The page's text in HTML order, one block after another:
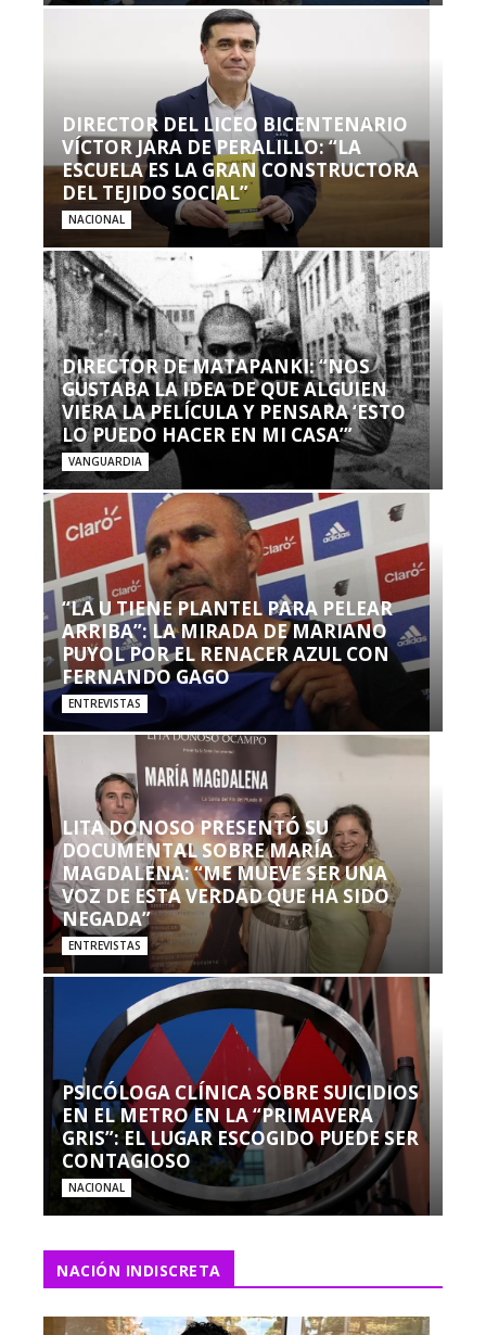
DIRECTOR DEL LICEO BICENTENARIO
VÍCTOR JARA DE PERALILLO: “LA
ESCUELA ES LA GRAN CONSTRUCTORA
DEL TEJIDO SOCIAL”
NACIONAL
DIRECTOR DE MATAPANKI: “NOS
GUSTABA LA IDEA DE QUE ALGUIEN
VIERA LA PELÍCULA Y PENSARA ‘ESTO
LO PUEDO HACER EN MI CASA’”
VANGUARDIA
“LA U TIENE PLANTEL PARA PELEAR
ARRIBA”: LA MIRADA DE MARIANO
PUYOL POR EL RENACER AZUL CON
FERNANDO GAGO
ENTREVISTAS
LITA DONOSO PRESENTÓ SU
DOCUMENTAL SOBRE MARÍA
MAGDALENA: “ME MUEVE SER UNA
VOZ DE ESTA VERDAD QUE HA SIDO
NEGADA”
ENTREVISTAS
PSICÓLOGA CLÍNICA SOBRE SUICIDIOS
EN EL METRO EN LA “PRIMAVERA
GRIS”: EL LUGAR ESCOGIDO PUEDE SER
CONTAGIOSO
NACIONAL
NACIÓN INDISCRETA